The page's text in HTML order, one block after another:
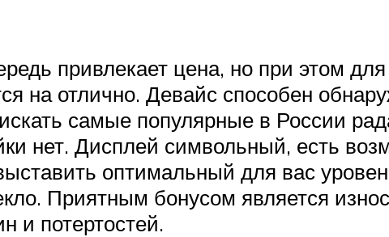
привлекает цена, но при этом
на отлично. Девайс способен
самые популярные в России
нет. Дисплей символьный, есть
оптимальный для вас
Приятным бонусом является
и потертостей.